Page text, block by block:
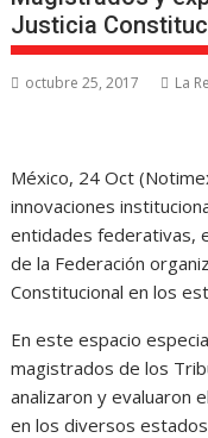
Justicia
octubre 25, 2017 La
México, 24 Oct
innovaciones
entidades federativas,
de la Federación
Constitucional en los
En este espacio
magistrados de los
analizaron y evaluaron
en los diversos